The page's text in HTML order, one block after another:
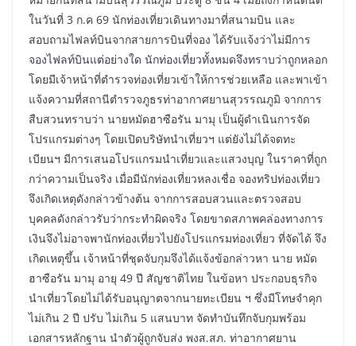
ในวันที่ 3 ก.ค 69 นักท่องเที่ยวเดินทางมาที่สนามบิน และ
สอบถามไฟลท์บินจากสายการบินที่จอง ได้รับแจ้งว่าไม่มีการ
จองไฟลท์บินแต่อย่างใด นักท่องเที่ยวทั้งหมดจึงทราบว่าถูกหลอก
โดยมีเจ้าหน้าที่ตำรวจท่องเที่ยวเข้าให้การช่วยเหลือ และพาเข้า
แจ้งความที่สถานีตำรวจภูธรท่าอากาศยานสุวรรณภูมิ จากการ
สืบสวนทราบว่า นายหมัดฮาซือรัน มามุ เป็นผู้ดำเนินการจัด
โปรแกรมต่างๆ โดยเปิดบริษัทนำเที่ยวฯ แต่ยังไม่ได้จดทะ
เบียนฯ มีการเสนอโปรแกรมนำเที่ยวและแสวงบุญ ในราคาที่ถูก
กว่าความเป็นจริง เมื่อมีนักท่องเที่ยวหลงเชื่อ จองทริปท่องเที่ยว
จึงเกิดเหตุดังกล่าวข้างต้น จากการสอบสวนและตรวจสอบ
บุคคลดังกล่าวรับว่ากระทำผิดจริง โดยขาดสภาพคล่องทางการ
เงินจึงไม่อาจพานักท่องเที่ยวไปยังโปรแกรมท่องเที่ยว ที่จัดได้ จึง
เกิดเหตุขึ้น เจ้าหน้าที่ชุดจับกุมจึงได้แจ้งข้อกล่าวหา นาย หมัด
ฮาซือรัน มามุ อายุ 49 ปี สัญชาติไทย ในข้อหา ประกอบธุรกิจ
นำเที่ยวโดยไม่ได้รับอนุญาตจากนายทะเบียน ฯ ซึ่งมีโทษจำคุก
ไม่เกิน 2 ปี ปรับ ไม่เกิน 5 แสนบาท จัดทำบันทึกจับกุมพร้อม
เอกสารหลักฐาน นำตัวผู้ถูกจับส่ง พงส.สภ. ท่าอากาศยาน